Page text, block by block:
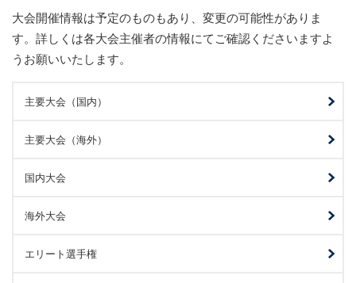
大会開催情報は予定のものもあり、変更の可能性がありま
す。詳しくは各大会主催者の情報にてご確認くださいますよ
うお願いいたします。
主要大会（国内）
主要大会（海外）
国内大会
海外大会
エリート選手権